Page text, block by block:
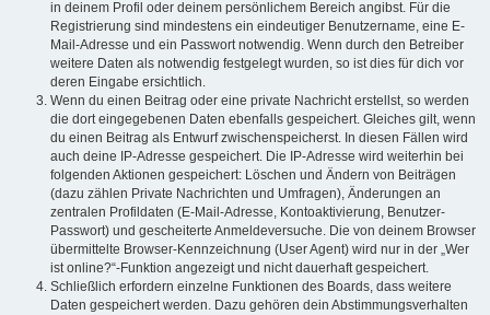
in deinem Profil oder deinem persönlichem Bereich angibst. Für die
Registrierung sind mindestens ein eindeutiger Benutzername, eine E-
Mail-Adresse und ein Passwort notwendig. Wenn durch den Betreiber
weitere Daten als notwendig festgelegt wurden, so ist dies für dich vor
deren Eingabe ersichtlich.
Wenn du einen Beitrag oder eine private Nachricht erstellst, so werden
die dort eingegebenen Daten ebenfalls gespeichert. Gleiches gilt, wenn
du einen Beitrag als Entwurf zwischenspeicherst. In diesen Fällen wird
auch deine IP-Adresse gespeichert. Die IP-Adresse wird weiterhin bei
folgenden Aktionen gespeichert: Löschen und Ändern von Beiträgen
(dazu zählen Private Nachrichten und Umfragen), Änderungen an
zentralen Profildaten (E-Mail-Adresse, Kontoaktivierung, Benutzer-
Passwort) und gescheiterte Anmeldeversuche. Die von deinem Browser
übermittelte Browser-Kennzeichnung (User Agent) wird nur in der „Wer
ist online?“-Funktion angezeigt und nicht dauerhaft gespeichert.
Schließlich erfordern einzelne Funktionen des Boards, dass weitere
Daten gespeichert werden. Dazu gehören dein Abstimmungsverhalten